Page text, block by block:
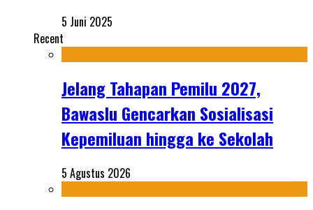
5 Juni 2025
Recent
Jelang Tahapan Pemilu 2027,
Bawaslu Gencarkan Sosialisasi
Kepemiluan hingga ke Sekolah
5 Agustus 2026